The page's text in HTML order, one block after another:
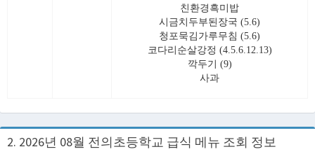
친환경흑미밥
시금치두부된장국 (5.6)
청포묵김가루무침 (5.6)
코다리순살강정 (4.5.6.12.13)
깍두기 (9)
사과
2. 2026년 08월 전의초등학교 급식 메뉴 조회 정보